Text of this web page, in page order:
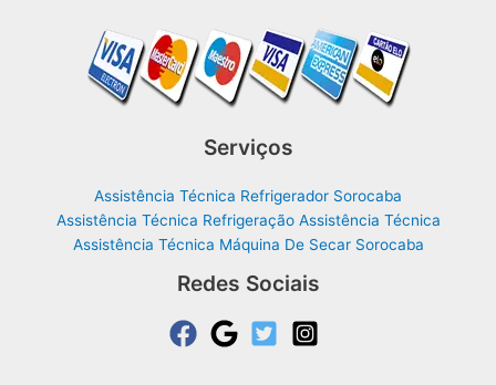
Serviços
Assistência Técnica Refrigerador Sorocaba
Assistência Técnica Refrigeração Assistência Técnica
Assistência Técnica Máquina De Secar Sorocaba
Redes Sociais